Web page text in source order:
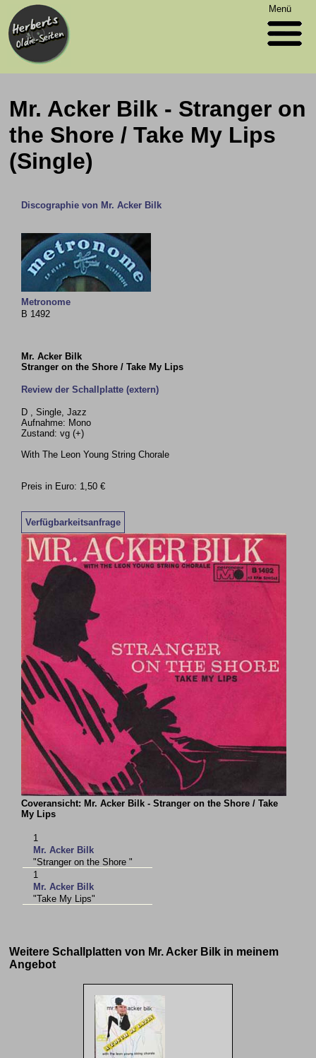
Menü
Mr. Acker Bilk - Stranger on
the Shore / Take My Lips
(Single)
Discographie von Mr. Acker Bilk
Metronome
B 1492
Mr. Acker Bilk
Stranger on the Shore / Take My Lips
Review der Schallplatte (extern)
D , Single, Jazz
Aufnahme: Mono
Zustand: vg (+)
With The Leon Young String Chorale
Preis in Euro: 1,50 €
Verfügbarkeitsanfrage
Coveransicht: Mr. Acker Bilk - Stranger on the Shore / Take
My Lips
1
Mr. Acker Bilk
"Stranger on the Shore "
1
Mr. Acker Bilk
"Take My Lips"
Weitere Schallplatten von Mr. Acker Bilk in meinem
Angebot